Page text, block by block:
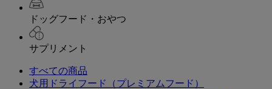
ドッグフード・おやつ
サプリメント
すべての商品
犬用ドライフード（プレミアムフード）